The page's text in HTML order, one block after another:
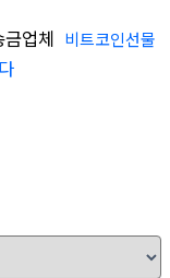
금업체 비트코인선물